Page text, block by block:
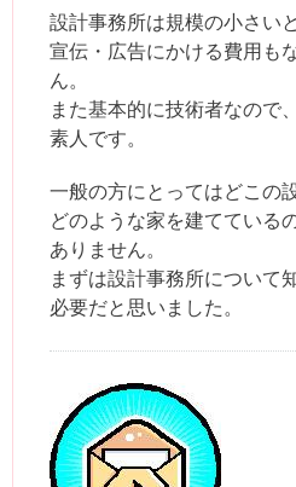
設計事務所は規模の小さい
宣伝・広告にかける費用も
ん。
また基本的に技術者なので
素人です。
一般の方にとってはどこの
どのような家を建てている
ありません。
まずは設計事務所について
必要だと思いました。